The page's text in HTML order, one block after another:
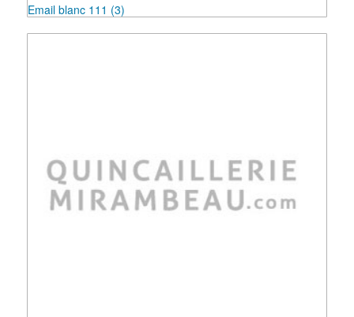
Email blanc 111 (3)